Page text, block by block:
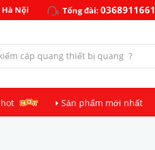
Nội Tổng đài: 0368911661
Sản phẩm mới nhất